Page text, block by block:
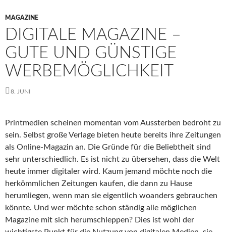
MAGAZINE
DIGITALE MAGAZINE –
GUTE UND GÜNSTIGE
WERBEMÖGLICHKEIT
8. JUNI
Printmedien scheinen momentan vom Aussterben bedroht zu
sein. Selbst große Verlage bieten heute bereits ihre Zeitungen
als Online-Magazin an. Die Gründe für die Beliebtheit sind
sehr unterschiedlich. Es ist nicht zu übersehen, dass die Welt
heute immer digitaler wird. Kaum jemand möchte noch die
herkömmlichen Zeitungen kaufen, die dann zu Hause
herumliegen, wenn man sie eigentlich woanders gebrauchen
könnte. Und wer möchte schon ständig alle möglichen
Magazine mit sich herumschleppen? Dies ist wohl der